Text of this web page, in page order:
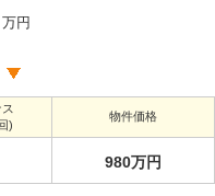
万円
)
物件価格
980万円